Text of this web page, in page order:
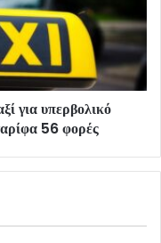
για υπερβολικό
56 φορές